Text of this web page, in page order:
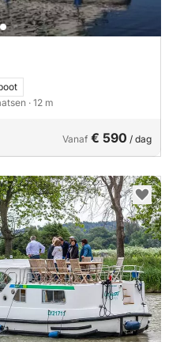
· 12 m
Vanaf € 590 / dag